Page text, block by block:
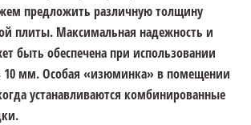
предложить различную толщину
плиты. Максимальная надежность и
быть обеспечена при использовании
10 мм. Особая «изюминка» в помещении
устанавливаются комбинированные